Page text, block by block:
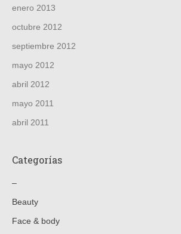
enero 2013
octubre 2012
septiembre 2012
mayo 2012
abril 2012
mayo 2011
abril 2011
Categorías
–
Beauty
Face & body